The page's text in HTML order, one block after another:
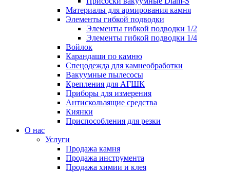
Материалы для армирования камня
Элементы гибкой подводки
Элементы гибкой подводки 1/2
Элементы гибкой подводки 1/4
Войлок
Карандаши по камню
Спецодежда для камнеобработки
Вакуумные пылесосы
Крепления для АГШК
Приборы для измерения
Антискользящие средства
Киянки
Приспособления для резки
О нас
Услуги
Продажа камня
Продажа инструмента
Продажа химии и клея